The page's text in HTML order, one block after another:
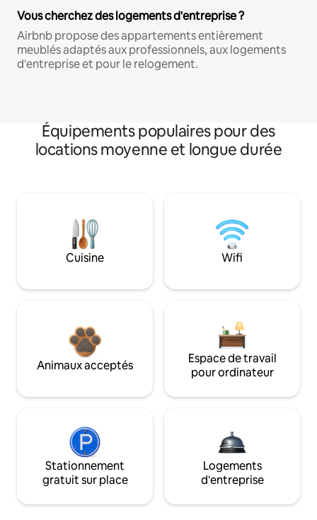
Vous cherchez des logements d'entreprise ?
Airbnb propose des appartements entièrement
meublés adaptés aux professionnels, aux logements
d'entreprise et pour le relogement.
Équipements populaires pour des
locations moyenne et longue durée
Cuisine Wifi
Animaux acceptés
Espace de travail
pour ordinateur
Stationnement
gratuit sur place
Logements
d'entreprise